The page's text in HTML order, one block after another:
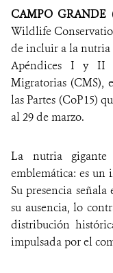
CAMPO GRANDE
Wildlife
de incluir a la nutria
Apéndices I y II
Migratorias (CMS),
las Partes (CoP15)
al 29 de marzo.
La nutria gigante
emblemática: es
Su presencia señala
su ausencia, lo
distribución
impulsada por el